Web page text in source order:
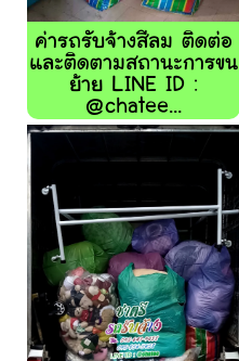
ค่ารถรับจ้างสีลม ติดต่อ
และติดตามสถานะการขน
ย้าย LINE ID :
@chatee...